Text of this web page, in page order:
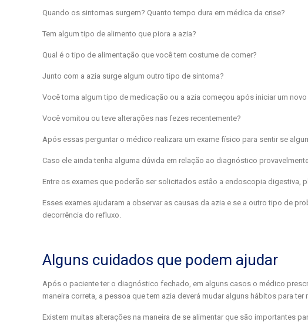
Quando os sintomas surgem? Quanto tempo dura em médica da crise?
Tem algum tipo de alimento que piora a azia?
Qual é o tipo de alimentação que você tem costume de comer?
Junto com a azia surge algum outro tipo de sintoma?
Você toma algum tipo de medicação ou a azia começou após iniciar um
Você vomitou ou teve alterações nas fezes recentemente?
Após essas perguntar o médico realizara um exame físico para sentir se
Caso ele ainda tenha alguma dúvida em relação ao diagnóstico
Entre os exames que poderão ser solicitados estão a endoscopia digestiva,
Esses exames ajudaram a observar as causas da azia e se a outro tipo de
decorrência do refluxo.
Alguns cuidados que podem ajudar
Após o paciente ter o diagnóstico fechado, em alguns casos o médico
maneira correta, a pessoa que tem azia deverá mudar alguns hábitos para
Existem muitas alterações na maneira de se alimentar que são importantes